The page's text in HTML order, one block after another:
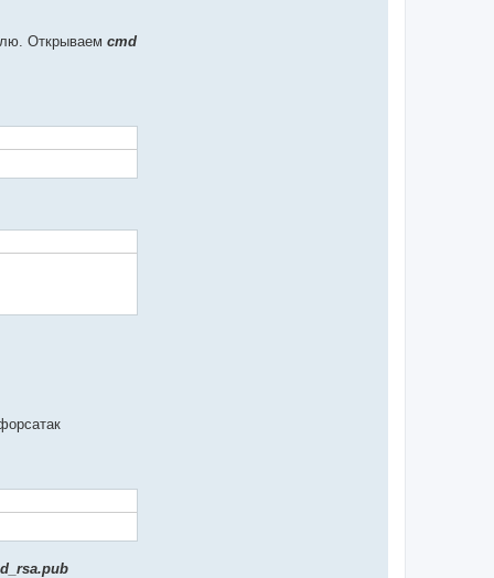
Открываем cmd